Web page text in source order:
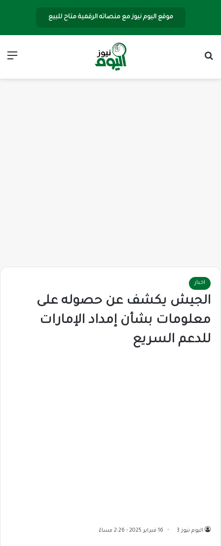
موقع اليوم نيوز مع منصاته الرقمية متاح للبيع
اخبار
الجيش يكشف عن حصوله على
معلومات بشأن إمداد الإمارات
للدعم السريع
اليوم نيوز 3 16 فبراير 2025 - 2:26 مساءً